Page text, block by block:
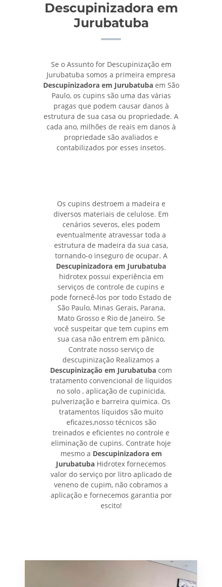
Descupinizadora em
Jurubatuba
Se o Assunto for Descupinização em
Jurubatuba somos a primeira empresa
Descupinizadora em Jurubatubaem São
Paulo, os cupins são uma das várias
pragas que podem causar danos à
estrutura de sua casa ou propriedade. A
cada ano, milhões de reais em danos à
propriedade são avaliados e
contabilizados por esses insetos.
Os cupins destroem a madeira e
diversos materiais de celulose. Em
cenários severos, eles podem
eventualmente atravessar toda a
estrutura de madeira da sua casa,
tornando-o inseguro de ocupar. A
Descupinizadora em Jurubatuba
hidrotex possui experiência em
serviços de controle de cupins e
pode fornecê-los por todo Estado de
São Paulo, Minas Gerais, Parana,
Mato Grosso e Rio de Janeiro. Se
você suspeitar que tem cupins em
sua casa não entrem em pânico,
Contrate nosso serviço de
descupinização Realizamos a
Descupinização em Jurubatuba com
tratamento convencional de líquidos
no solo , aplicação de cupinicida,
pulverização e barreira quimica. Os
tratamentos líquidos são muito
eficazes,nosso técnicos são
treinados e eficientes no controle e
eliminação de cupins. Contrate hoje
mesmo a Descupinizadora em
Jurubatuba Hidrotex fornecemos
valor do serviço por litro aplicado de
veneno de cupim, não cobramos a
aplicação e fornecemos garantia por
escito!